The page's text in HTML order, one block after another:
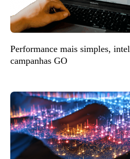
Performance mais simples,
campanhas GO